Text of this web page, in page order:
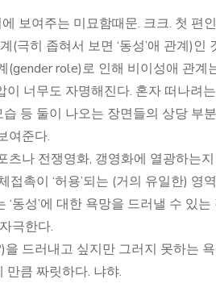
보여주는 미묘함때문. 크크. 첫 편
극히 좁혀서 보면 ‘동성’애 관계)인
(gender role)로 인해 비이성애 관
너무도 자명해진다. 혼자 떠나려
등 둘이 나오는 장면들의 상당 부
여준다.
츠나 전쟁영화, 갱영화에 열광하는
접촉이 ‘허용’되는 (거의 유일한) 영
동성’에 대한 욕망을 드러낼 수 있
극한다.
드러내고 싶지만 그러지 못하는
만큼 짜릿하다. 냐햐.